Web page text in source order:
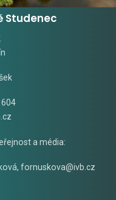
Studenec
604
a média:
, fornuskova@ivb.cz